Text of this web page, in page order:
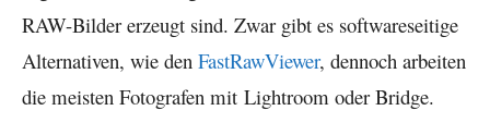
RAW-Bilder erzeugt sind. Zwar gibt es softwareseitige
Alternativen, wie den FastRawViewer, dennoch arbeiten
die meisten Fotografen mit Lightroom oder Bridge.